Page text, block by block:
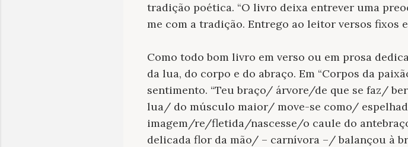
tradição poética. “O livro deixa entrever uma
me com a tradição. Entrego ao leitor versos fixos
Como todo bom livro em verso ou em prosa
da lua, do corpo e do abraço. Em “Corpos da
sentimento. “Teu braço/ árvore/de que se faz/
lua/ do músculo maior/ move-se como/
imagem/re/fletida/nascesse/o caule do
delicada flor da mão/ – carnívora –/ balançou à